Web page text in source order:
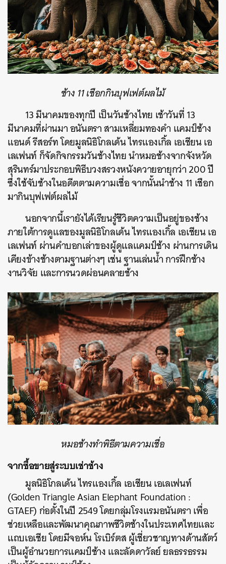
ช้าง 11 เชือกกินบุฟเฟต์ผลไม้
13 มีนาคมของทุกปี เป็นวันช้างไทย เช้าวันที่ 13
มีนาคมที่ผ่านมา อนันตรา สามเหลี่ยมทองคำ แคมป์ช้าง
แอนด์ รีสอร์ท โดยมูลนิธิโกลเด้น ไทรแองเกิ้ล เอเชียน เอ
เลเฟนท์ ก็จัดกิจกรรมวันช้างไทย นำหมอช้างจากจังหวัด
สุรินทร์มาประกอบพิธีบวงสรวงหนังควายอายุกว่า 200 ปี
ซึ่งใช้จับช้างในอดีตตามความเชื่อ จากนั้นนำช้าง 11 เชือก
มากินบุฟเฟต์ผลไม้
นอกจากนี้เรายังได้เรียนรู้ชีวิตความเป็นอยู่ของช้าง
ภายใต้การดูแลของมูลนิธิโกลเด้น ไทรแองเกิ้ล เอเชียน เอ
เลเฟนท์ ผ่านคำบอกเล่าของผู้ดูแลแคมป์ช้าง ผ่านการเดิน
เคียงข้างช้างตามฐานต่างๆ เช่น ฐานเล่นน้ำ การฝึกช้าง
งานวิจัย และการนวดผ่อนคลายช้าง
หมอช้างทำพิธีตามความเชื่อ
จากซื้อขายสู่ระบบเช่าช้าง
มูลนิธิโกลเด้น ไทรแองเกิ้ล เอเชียน เอเลเฟนท์
(Golden Triangle Asian Elephant Foundation :
GTAEF) ก่อตั้งในปี 2549 โดยกลุ่มโรงแรมอนันตรา เพื่อ
ช่วยเหลือและพัฒนาคุณภาพชีวิตช้างในประเทศไทยและ
แถบเอเชีย โดยมีจอห์น โรเบิร์ตส ผู้เชี่ยวชาญทางด้านสัตว์
เป็นผู้อำนวยการแคมป์ช้าง และลัดดาวัลย์ ยลธรรธรรม